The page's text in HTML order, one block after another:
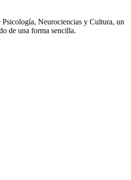
Psicología, Neurociencias y Cultura, un
de una forma sencilla.